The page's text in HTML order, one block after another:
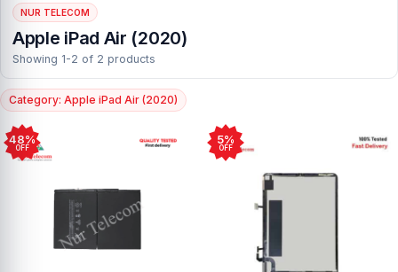
NUR TELECOM
Apple iPad Air (2020)
Showing 1-2 of 2 products
Category: Apple iPad Air (2020)
48%
OFF
5%
OFF